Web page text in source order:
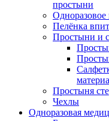
простыни
Одноразовое
Пелёнка
Простыни и
Простыня
Чехлы
Одноразовая